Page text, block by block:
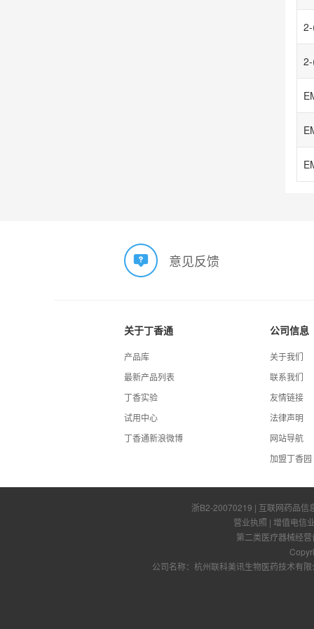
意见反馈
关于丁香通
产品库
最新产品列表
丁香实验
试用中心
丁香通新浪微博
公司信息
关于我们
联系我们
友情链接
法律声明
网站导航
加盟丁香园
浙B2-20070219 | 互联网药品信
营业执照 | 增值电信
第二类医疗器械经
公司名称：杭州联科美讯生物医药技术有